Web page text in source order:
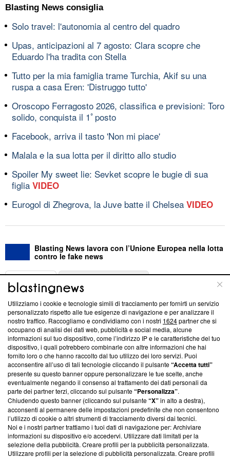
Blasting News consiglia
Solo travel: l'autonomia al centro del quadro
Upas, anticipazioni al 7 agosto: Clara scopre che
Eduardo l'ha tradita con Stella
Tutto per la mia famiglia trame Turchia, Akif su una
ruspa a casa Eren: 'Distruggo tutto'
Oroscopo Ferragosto 2026, classifica e previsioni: Toro
solido, conquista il 1ﾟposto
Facebook, arriva il tasto 'Non mi piace'
Malala e la sua lotta per il diritto allo studio
Spoiler My sweet lie: Sevket scopre le bugie di sua
figlia VIDEO
Eurogol di Zhegrova, la Juve batte il Chelsea VIDEO
Blasting News lavora con l’Unione Europea nella lotta
contro le fake news
ABOUT
Questa sezione offre informazioni trasparenti su Blasting
News, sui nostri processi editoriali e su come ci impegniamo a
creare news di qualità. Inoltre, afferma la nostra aderenza a
‘Trust Project - News with Integrity’Blasting News non è
ancora membro del programma, ma ha richiesto di farne
parte; Trust Project non ha ancora effettuato una verifica di
conformità agli standard.
Su di noi
Team editoriale
Corporate
Redazione
Utilizziamo i cookie e tecnologie simili di tracciamento per fornirti un servizio
personalizzato rispetto alle tue esigenze di navigazione e per analizzare il
nostro traffico. Raccogliamo e condividiamo con i nostri 1624partner che si
occupano di analisi dei dati web, pubblicità e social media, alcune
informazioni sul tuo dispositivo, come l’indirizzo IP e le caratteristiche del tuo
dispositivo, i quali potrebbero combinarle con altre informazioni che hai
fornito loro o che hanno raccolto dal tuo utilizzo dei loro servizi. Puoi
acconsentire all’uso di tali tecnologie cliccando il pulsante“Accetta tutti”
presente su questo banner oppure personalizzare le tue scelte, anche
eventualmente negando il consenso al trattamento dei dati personali da
parte dei partner terzi, cliccando sul pulsante“Personalizza”.
Chiudendo questo banner (cliccando sul pulsante“X”in alto a destra),
acconsenti al permanere delle impostazioni predefinite che non consentono
l’utilizzo di cookie o altri strumenti di tracciamento diversi dai tecnici.
Noi e i nostri partner trattiamo i tuoi dati di navigazione per: Archiviare
informazioni su dispositivo e/o accedervi. Utilizzare dati limitati per la
selezione della pubblicità. Creare profili per la pubblicità personalizzata.
Utilizzare profili per la selezione di pubblicità personalizzata. Creare profili